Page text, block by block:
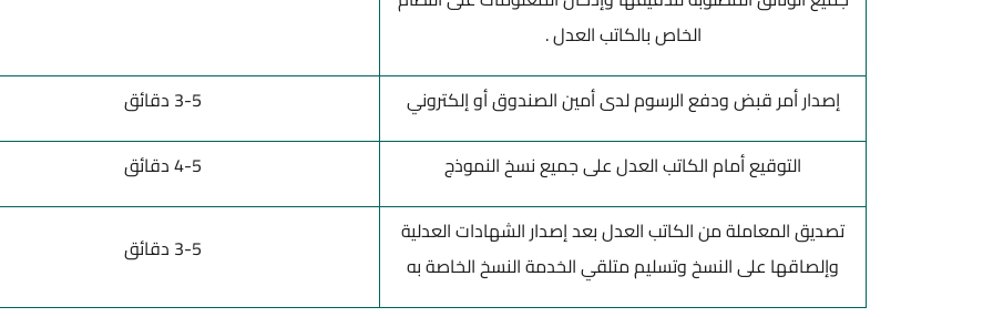
الخاص بالكاتب العدل .
إصدار أمر قبض ودفع الرسوم لدى أمين الصندوق أو إلكتروني
3-5 دقائق
التوقيع أمام الكاتب العدل على جميع نسخ النموذج
4-5 دقائق
تصديق المعاملة من الكاتب العدل بعد إصدار الشهادات العدلية
وإلصاقها على النسخ وتسليم متلقي الخدمة النسخ الخاصة به
3-5 دقائق